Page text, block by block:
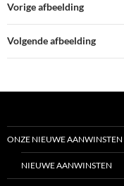
Vorige afbeelding
Volgende afbeelding
ONZE NIEUWE AANWINSTEN
NIEUWE AANWINSTEN